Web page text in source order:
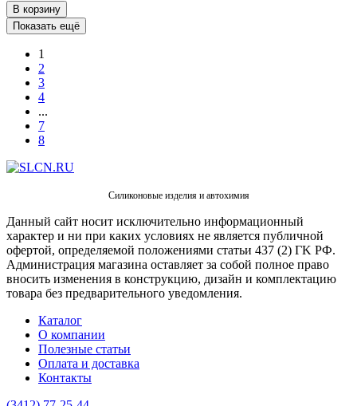
В корзину
Показать ещё
1
2
3
4
...
7
8
Силиконовые изделия и автохимия
Данный сайт носит исключительно информационный
характер и ни при каких условиях не является публичной
офертой, определяемой положениями статьи 437 (2) ГK РФ.
Администрация магазина оставляет за собой полное право
вносить изменения в конструкцию, дизайн и комплектацию
товара без предварительного уведомления.
Каталог
О компании
Полезные статьи
Оплата и доставка
Контакты